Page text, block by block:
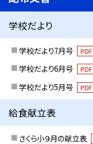
学校だより
学校だより7月号 PDF
学校だより6月号
PDF
学校だより5月号
PDF
給食献立表
さくら小９月の献立表